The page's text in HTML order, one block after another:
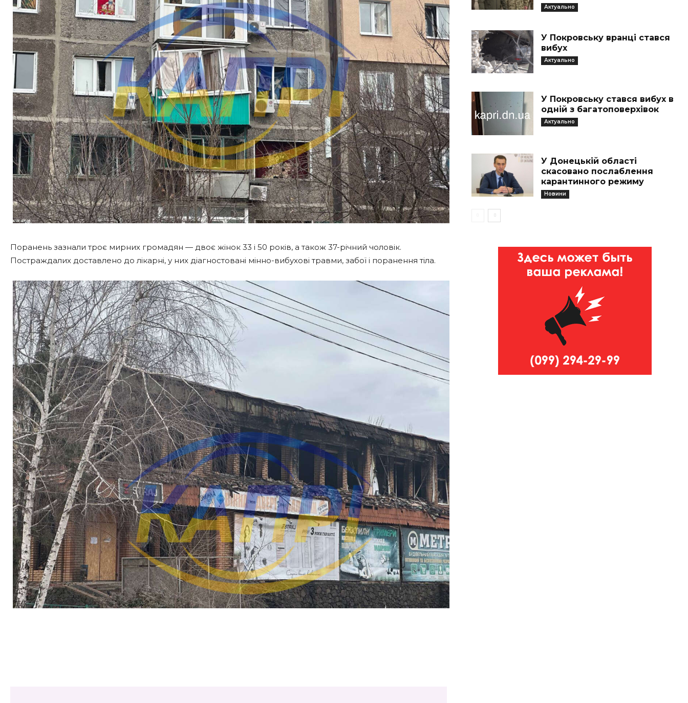
Поранень зазнали троє мирних громадян — двоє жінок 33 і 50 років, а також 37-річний чоловік.
Постраждалих доставлено до лікарні, у них діагностовані мінно-вибухові травми, забої і поранення тіла.
Актуально
У Покровську вранці стався
вибух
Актуально
У Покровську стався вибух в
одній з багатоповерхівок
Актуально
У Донецькій області
скасовано послаблення
карантинного режиму
Новини